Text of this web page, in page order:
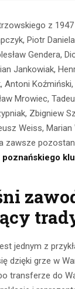
z
Piotr
Gendera,
Jankowiak,
Antoni
Mrowiec,
Zbigniew
Weiss,
zawsze
poznańskiego
jednym z
dzięki grze w
transferze do